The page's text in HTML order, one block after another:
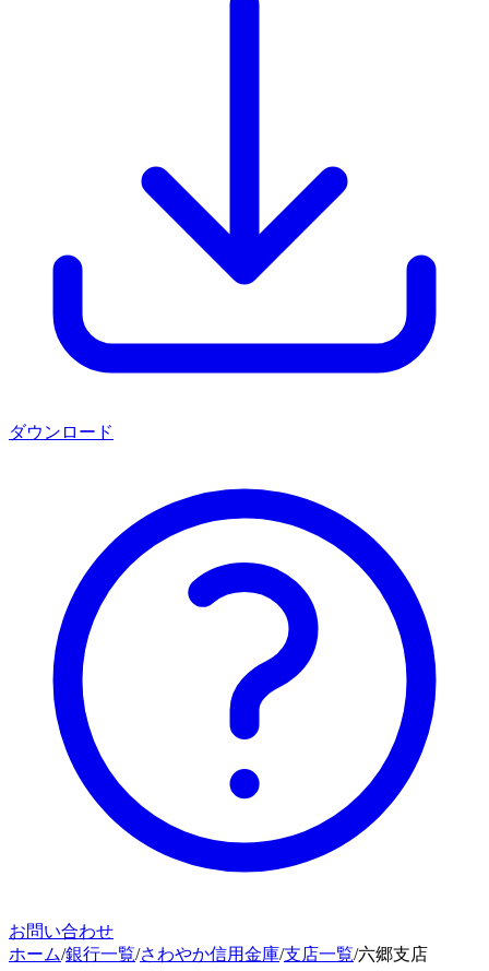
ダウンロード
お問い合わせ
ホーム/銀行一覧/さわやか信用金庫/支店一覧/六郷支店